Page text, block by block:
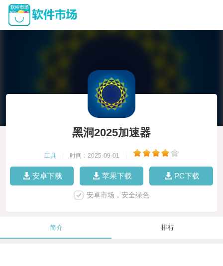
黑洞2025加速器
工具 时间：2025-09-01
安卓下载 苹果下载 PC下载
安卓市场，安全绿色
简介 排行